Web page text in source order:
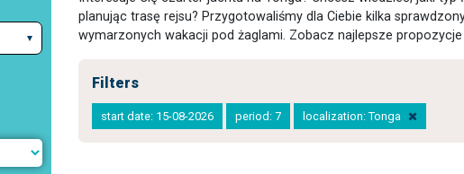
planując trasę rejsu? Przygotowaliśmy dla Ciebie kilka
wymarzonych wakacji pod żaglami. Zobacz najlepsze
Filters
start date: 15-08-2026 period: 7 localization: Tonga